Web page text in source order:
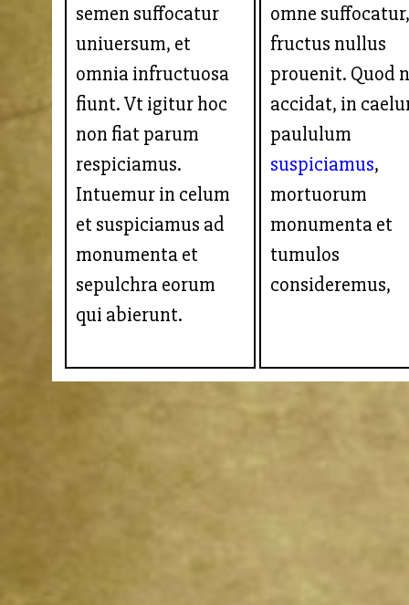
semen suffocatur
uniuersum, et
omnia infructuosa
fiunt. Vt igitur hoc
non fiat parum
respiciamus.
Intuemur in celum
et suspiciamus ad
monumenta et
sepulchra eorum
qui abierunt.
omne
fructus nullus
prouenit. Quod
accidat, in
paululum
suspiciamus,
mortuorum
monumenta et
tumulos
consideremus,